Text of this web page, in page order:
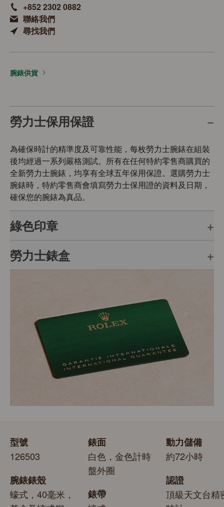
+852 2302 0882
聯絡我們
尋找我們
腕錶供貨
勞力士保用保證
為確保時計的精準度及可靠性能，每枚勞力士腕錶在組裝
後均經過一系列嚴格測試。所有在任何特約零售商購買的
全新勞力士腕錶，均享有全球五年保用保證。選購勞力士
腕錶時，特約零售商會填寫勞力士保用證的資料及日期，
確保您的腕錶為真品。
綠色印章
每枚勞力士腕錶均附有全球五年保用保證，並附上綠色印
章，此印章是頂級天文台精密時計的象徵。此獨特標記證
勞力士錶盒
送禮之用亦非常合適，接收禮物者會感到愉悅非常。
型號
126503
腕錶錶殼
蠔式，40毫米，
錶面
白色，金色計時
盤外圈
錶帶
動力儲備
約72小時
認證
頂級天文台精